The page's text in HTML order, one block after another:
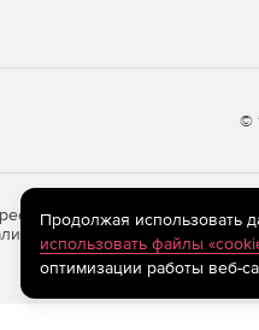
©
store.softline.ru
сведений, относящихся
Продолжая использовать
использовать файлы
оптимизации работы веб-